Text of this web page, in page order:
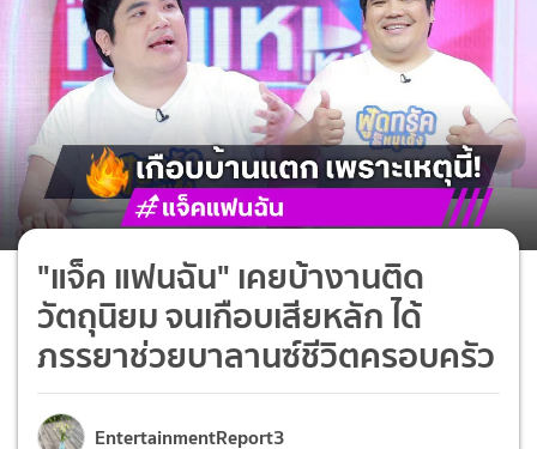
"แจ็ค แฟนฉัน" เคยบ้างานติด
วัตถุนิยม จนเกือบเสียหลัก ได้
ภรรยาช่วยบาลานซ์ชีวิตครอบครัว
EntertainmentReport3